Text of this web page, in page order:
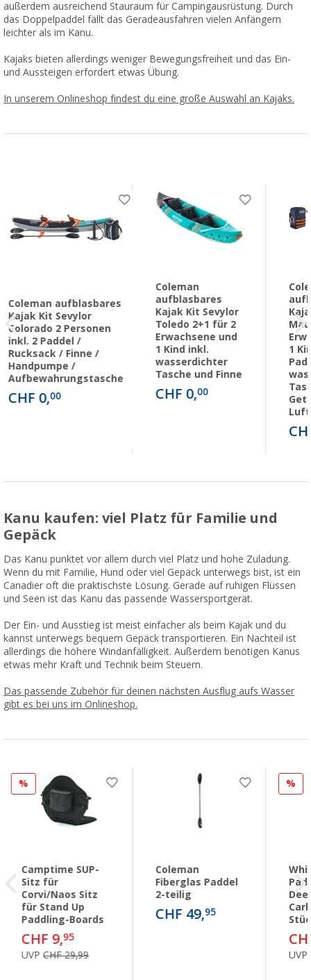
außerdem ausreichend Stauraum für Campingausrüstung. Durch
das Doppelpaddel fällt das Geradeausfahren vielen Anfängern
leichter als im Kanu.
Kajaks bieten allerdings weniger Bewegungsfreiheit und das Ein-
und Aussteigen erfordert etwas Übung.
In unserem Onlineshop findest du eine große Auswahl an Kajaks.
Coleman aufblasbares
Kajak Kit Sevylor
Colorado 2 Personen
inkl. 2 Paddel /
Rucksack / Finne /
Handpumpe /
Aufbewahrungstasche
CHF 0,00
Coleman
aufblasbares
Kajak Kit Sevylor
Toledo 2+1 für 2
Erwachsene und
1 Kind inkl.
wasserdichter
Tasche und Finne
CHF 0,00
1
Kanu kaufen: viel Platz für Familie und
Gepäck
Das Kanu punktet vor allem durch viel Platz und hohe Zuladung.
Wenn du mit Familie, Hund oder viel Gepäck unterwegs bist, ist ein
Canadier oft die praktischste Lösung. Gerade auf ruhigen Flüssen
und Seen ist das Kanu das passende Wassersportgerät.
Der Ein- und Ausstieg ist meist einfacher als beim Kajak und du
kannst unterwegs bequem Gepäck transportieren. Ein Nachteil ist
allerdings die höhere Windanfälligkeit. Außerdem benötigen Kanus
etwas mehr Kraft und Technik beim Steuern.
Das passende Zubehör für deinen nächsten Ausflug aufs Wasser
gibt es bei uns im Onlineshop.
%
Camptime SUP-
Sitz für
Corvi/Naos Sitz
für Stand Up
Paddling-Boards
CHF 9,95
UVPCHF 29,99
Coleman
Fiberglas Paddel
2-teilig
CHF 49,95
%
UVP